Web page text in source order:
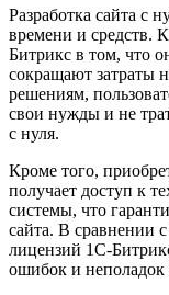
Разработка сайта с
времени и средств.
Битрикс в том, что
сокращают затраты
решениям,
свои нужды и не
с нуля.
Кроме того,
получает доступ к
системы, что
сайта. В сравнении
лицензий 1С-
ошибок и неполадок